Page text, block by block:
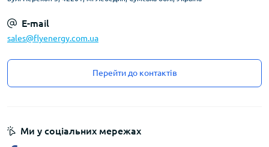
E-mail
sales@flyenergy.com.ua
Перейти до контактів
Ми у соціальних мережах